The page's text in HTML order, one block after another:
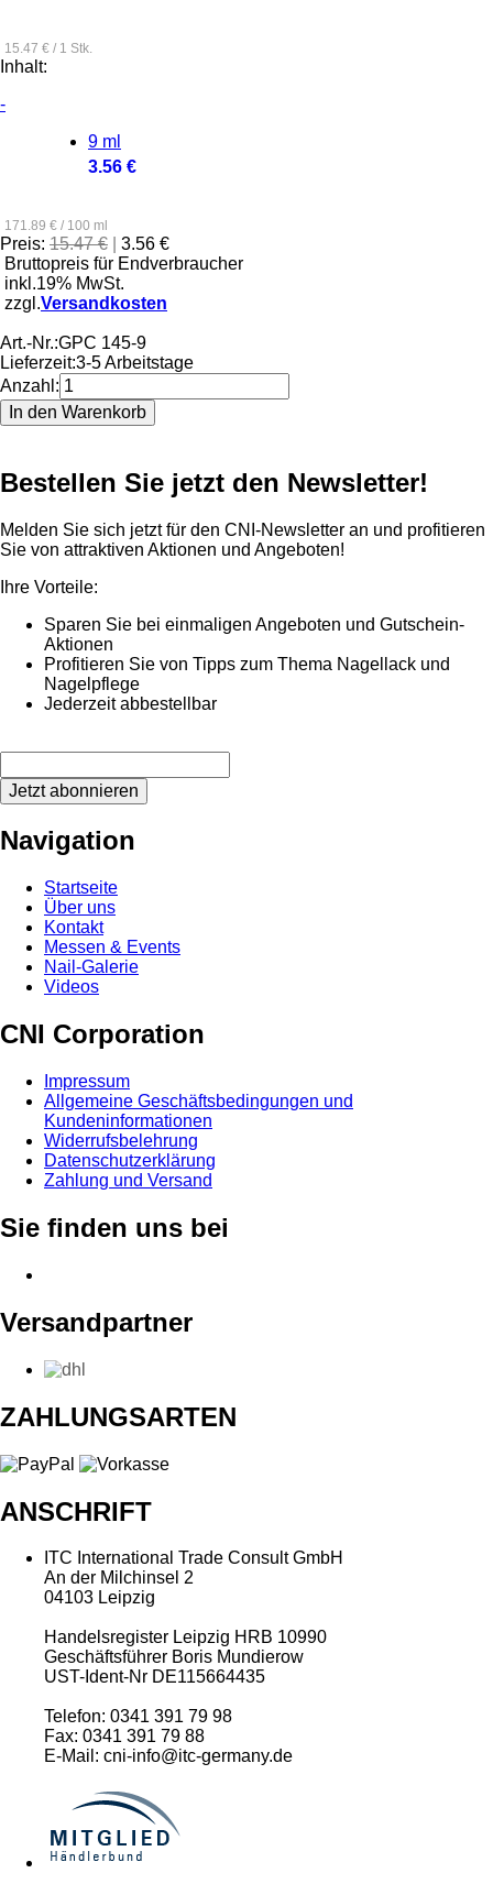
15.47 € / 1 Stk.
Inhalt:
-
9 ml
3.56 €
171.89 € / 100 ml
Preis: 15.47 €
3.56 €
Bruttopreis für Endverbraucher
inkl.19% MwSt.
zzgl.Versandkosten
Art.-Nr.:GPC 145-9
Lieferzeit:3-5 Arbeitstage
Anzahl:
Bestellen Sie jetzt den Newsletter!
Melden Sie sich jetzt für den CNI-Newsletter an und profitieren
Sie von attraktiven Aktionen und Angeboten!
Ihre Vorteile:
Sparen Sie bei einmaligen Angeboten und Gutschein-
Aktionen
Profitieren Sie von Tipps zum Thema Nagellack und
Nagelpflege
Jederzeit abbestellbar
Jetzt abonnieren
Navigation
Startseite
Über uns
Kontakt
Messen & Events
Nail-Galerie
Videos
CNI Corporation
Impressum
Allgemeine Geschäftsbedingungen und
Kundeninformationen
Widerrufsbelehrung
Datenschutzerklärung
Zahlung und Versand
Sie finden uns bei
Versandpartner
ZAHLUNGSARTEN
ANSCHRIFT
ITC International Trade Consult GmbH
An der Milchinsel 2
04103 Leipzig
Handelsregister Leipzig HRB 10990
Geschäftsführer Boris Mundierow
UST-Ident-Nr DE115664435
Telefon: 0341 391 79 98
Fax: 0341 391 79 88
E-Mail: cni-info@itc-germany.de